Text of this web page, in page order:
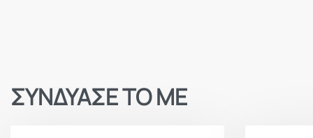
ΣΥΝΔΥΑΣΕ ΤΟ ΜΕ